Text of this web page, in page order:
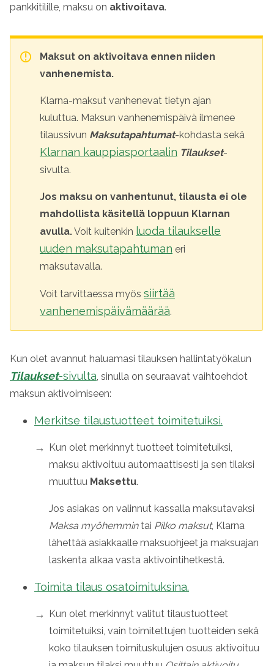
pankkitilille, maksu on aktivoitava.
Maksut on aktivoitava ennen niiden
vanhenemista.
Klarna-maksut vanhenevat tietyn ajan
kuluttua. Maksun vanhenemispäivä ilmenee
tilaussivun Maksutapahtumat-kohdasta sekä
Klarnan kauppiasportaalin Tilaukset-
sivulta.
Jos maksu on vanhentunut, tilausta ei ole
mahdollista käsitellä loppuun Klarnan
avulla.Voit kuitenkin luoda tilaukselle
uuden maksutapahtuman eri
maksutavalla.
Voit tarvittaessa myös siirtää
vanhenemispäivämäärää.
Kun olet avannut haluamasi tilauksen hallintatyökalun
Tilaukset-sivulta, sinulla on seuraavat vaihtoehdot
maksun aktivoimiseen:
Merkitse tilaustuotteet toimitetuiksi.
Kun olet merkinnyt tuotteet toimitetuiksi,
maksu aktivoituu automaattisesti ja sen tilaksi
muuttuu Maksettu.
Jos asiakas on valinnut kassalla maksutavaksi
Maksa myöhemmintai Pilko maksut, Klarna
lähettää asiakkaalle maksuohjeet ja maksuajan
laskenta alkaa vasta aktivointihetkestä.
Toimita tilaus osatoimituksina.
Kun olet merkinnyt valitut tilaustuotteet
toimitetuiksi, vain toimitettujen tuotteiden sekä
koko tilauksen toimituskulujen osuus aktivoituu